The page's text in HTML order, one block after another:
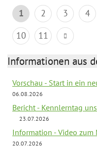
1 2 3 4
10
11
Informationen aus
Vorschau - Start in ein
06.08.2026
Bericht - Kennlerntag
23.07.2026
Information - Video zum
20.07.2026